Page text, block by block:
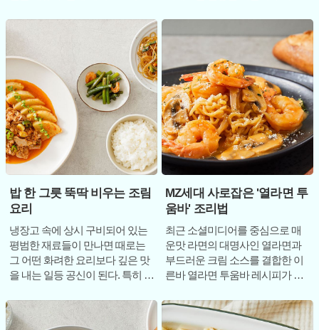
과 크림, 베
밥 한 그릇 뚝딱 비우는 조림
요리
냉장고 속에 상시 구비되어 있는
평범한 재료들이 만나면 때로는
그 어떤 화려한 요리보다 깊은 맛
을 내는 일등 공신이 된다. 특히 겨
통조림
MZ세대 사로잡은 '열라면 투
움바' 조리법
최근 소셜미디어를 중심으로 매
운맛 라면의 대명사인 열라면과
부드러운 크림 소스를 결합한 이
른바 열라면 투움바 레시피가 선
웃백 스테이크하